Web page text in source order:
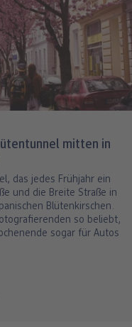
mitten in
das jedes Frühjahr ein
und die Breite Straße in
Blütenkirschen.
so beliebt,
sogar für Autos